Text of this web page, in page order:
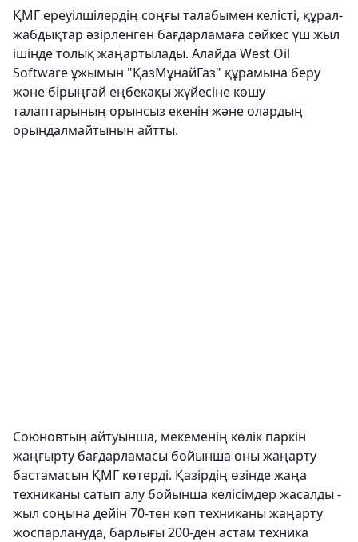
ҚМГ ереуілшілердің соңғы талабымен келісті, құрал-
жабдықтар әзірленген бағдарламаға сәйкес үш жыл
ішінде толық жаңартылады. Алайда West Oil
Software ұжымын "ҚазМұнайГаз" құрамына беру
және бірыңғай еңбекақы жүйесіне көшу
талаптарының орынсыз екенін және олардың
орындалмайтынын айтты.
Союновтың айтуынша, мекеменің көлік паркін
жаңғырту бағдарламасы бойынша оны жаңарту
бастамасын ҚМГ көтерді. Қазірдің өзінде жаңа
техниканы сатып алу бойынша келісімдер жасалды -
жыл соңына дейін 70-тен көп техниканы жаңарту
жоспарлануда, барлығы 200-ден астам техника